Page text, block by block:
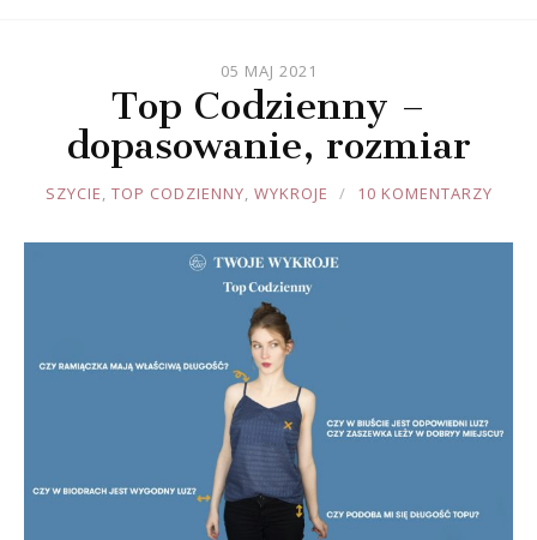
05 MAJ 2021
Top Codzienny –
dopasowanie, rozmiar
JOULE
SZYCIE, TOP CODZIENNY, WYKROJE 10 KOMENTARZY